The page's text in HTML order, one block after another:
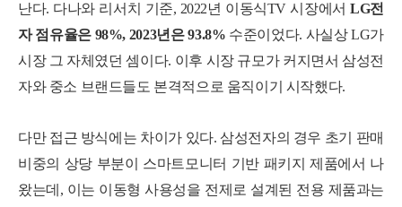
난다. 다나와 리서치 기준, 2022년 이동식TV 시장에서LG전
자 점유율은 98%, 2023년은 93.8% 수준이었다. 사실상 LG가
시장 그 자체였던 셈이다. 이후 시장 규모가 커지면서 삼성전
자와 중소 브랜드들도 본격적으로 움직이기 시작했다.
다만 접근 방식에는 차이가 있다. 삼성전자의 경우 초기 판매
비중의 상당 부분이 스마트모니터 기반 패키지 제품에서 나
왔는데, 이는 이동형 사용성을 전제로 설계된 전용 제품과는